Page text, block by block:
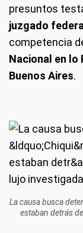
presuntos
juzgado
competencia
Nacional en lo
Buenos Aires.
La causa busca
estaban detrás